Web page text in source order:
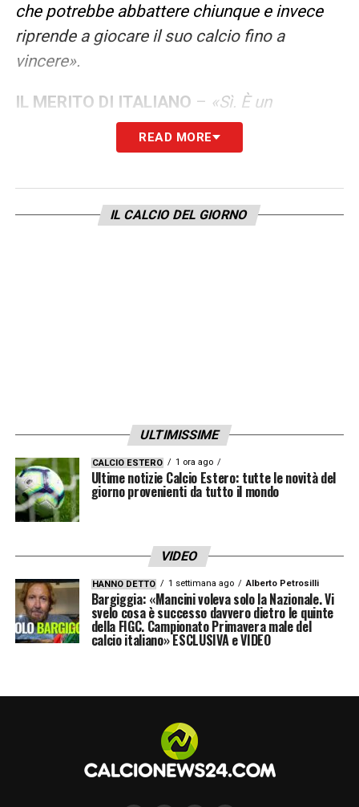
che potrebbe abbattere chiunque e invece
riprende a giocare il suo calcio fino a
vincere».
IL MERITO DI ITALIANO – «Sì. È un
allenatore che ti dà sempre fiducia e che
nelle difficoltà ti offre soluzioni. E sapete
Odgaard da sottopunta: lo ha inventato lui,
un giocatore così ti dà tantissime opzioni».
LE POSSIBILITÀ DEL BOLOGNA–«Molte.
Se la può giocare eccome. Se il Bologna
vince due titoli in cinque mesi, beh, sarebbe
da Hollywood, da cinema».
LA PLAYLIST DELLE NOSTRE TOP NEWS
READ MORE
IL CALCIO DEL GIORNO
ULTIMISSIME
CALCIO ESTERO 1 ora ago
Ultime notizie Calcio Estero: tutte le novità del
giorno provenienti da tutto il mondo
VIDEO
HANNO DETTO 1 settimana ago Alberto Petrosilli
Bargiggia: «Mancini voleva solo la Nazionale. Vi
svelo cosa è successo davvero dietro le quinte
della FIGC. Campionato Primavera male del
calcio italiano» ESCLUSIVA e VIDEO